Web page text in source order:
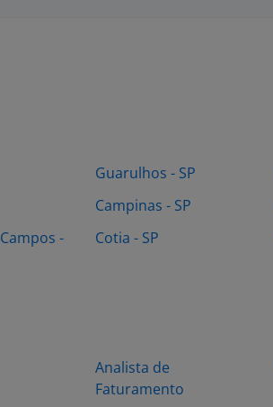
-
Guarulhos - SP
Campinas - SP
Cotia - SP
Analista de
Faturamento